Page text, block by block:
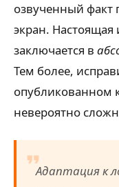
озвученный
экран. Настоящая
заключается в
Тем более,
опубликованном
невероятно
Адаптация к